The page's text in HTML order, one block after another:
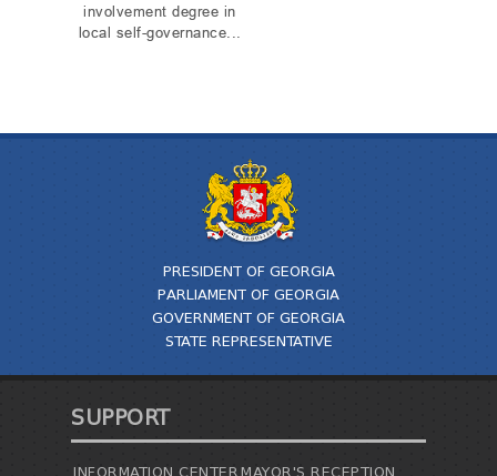
involvement degree in
local self-governance...
PRESIDENT OF GEORGIA
PARLIAMENT OF GEORGIA
GOVERNMENT OF GEORGIA
STATE REPRESENTATIVE
SUPPORT